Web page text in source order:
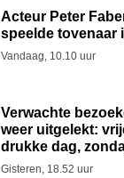
Acteur Peter
speelde tovenaar
Vandaag, 10.10 uur
Verwachte
weer uitgelekt:
drukke dag,
Gisteren, 18.52 uur